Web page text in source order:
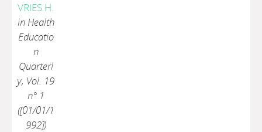
VRIES H.
in Health
Educatio
n
Quarterl
y, Vol. 19
n° 1
([01/01/1
992])